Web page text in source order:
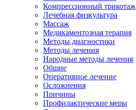
Компрессионный трикотаж
Лечебная физкультура
Массаж
Медикаментозная терапия
Методы диагностики
Методы лечения
Народные методы лечения
Общие
Оперативное лечение
Осложнения
Причины
Профилактические меры